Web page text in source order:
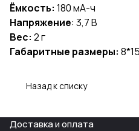
Ёмкость: 180 мА-ч
Напряжение: 3,7 В
Вес: 2 г
Габаритные размеры:
Назад к списку
Доставка и оплата